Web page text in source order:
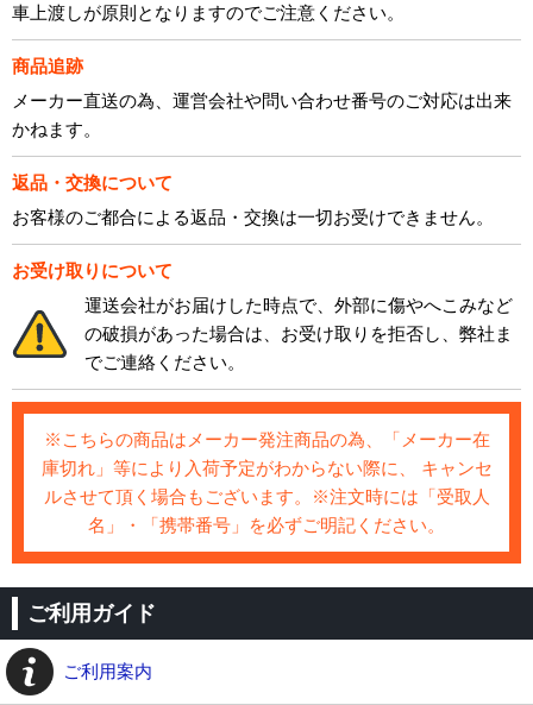
車上渡しが原則となりますのでご注意ください。
商品追跡
メーカー直送の為、運営会社や問い合わせ番号のご対応は出来
かねます。
返品・交換について
お客様のご都合による返品・交換は一切お受けできません。
お受け取りについて
運送会社がお届けした時点で、外部に傷やへこみなど
の破損があった場合は、お受け取りを拒否し、弊社ま
でご連絡ください。
※こちらの商品はメーカー発注商品の為、「メーカー在
庫切れ」等により入荷予定がわからない際に、 キャンセ
ルさせて頂く場合もございます。※注文時には「受取人
名」・「携帯番号」を必ずご明記ください。
ご利用ガイド
ご利用案内